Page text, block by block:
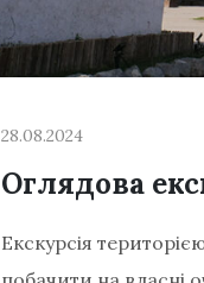
28.08.2024
Оглядова
Екскурсія